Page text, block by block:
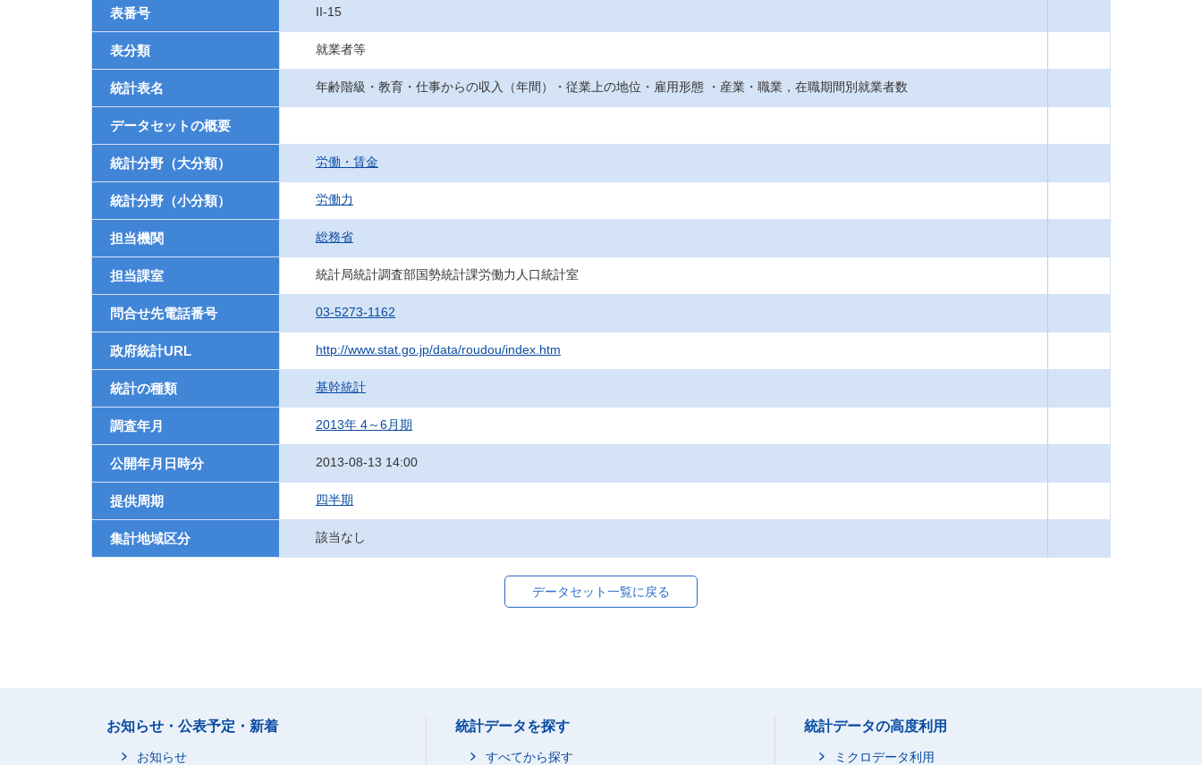
表番号 II-15
表分類 就業者等
統計表名 年齢階級・教育・仕事からの収入（年間）・従業上の地位・雇用形態 ・産業・職業，在職期間別就業者数
データセットの概要
統計分野（大分類） 労働・賃金
統計分野（小分類） 労働力
担当機関 総務省
担当課室 統計局統計調査部国勢統計課労働力人口統計室
問合せ先電話番号 03-5273-1162
政府統計URL http://www.stat.go.jp/data/roudou/index.htm
統計の種類 基幹統計
調査年月 2013年 4～6月期
公開年月日時分 2013-08-13 14:00
提供周期 四半期
集計地域区分 該当なし
データセット一覧に戻る
お知らせ・公表予定・新着
お知らせ
統計データを探す
すべてから探す
統計データの高度利用
ミクロデータ利用